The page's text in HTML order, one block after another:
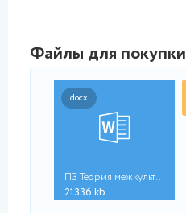
Файлы для покупки
docx
ПЗ Теория межкультур...
21336.kb